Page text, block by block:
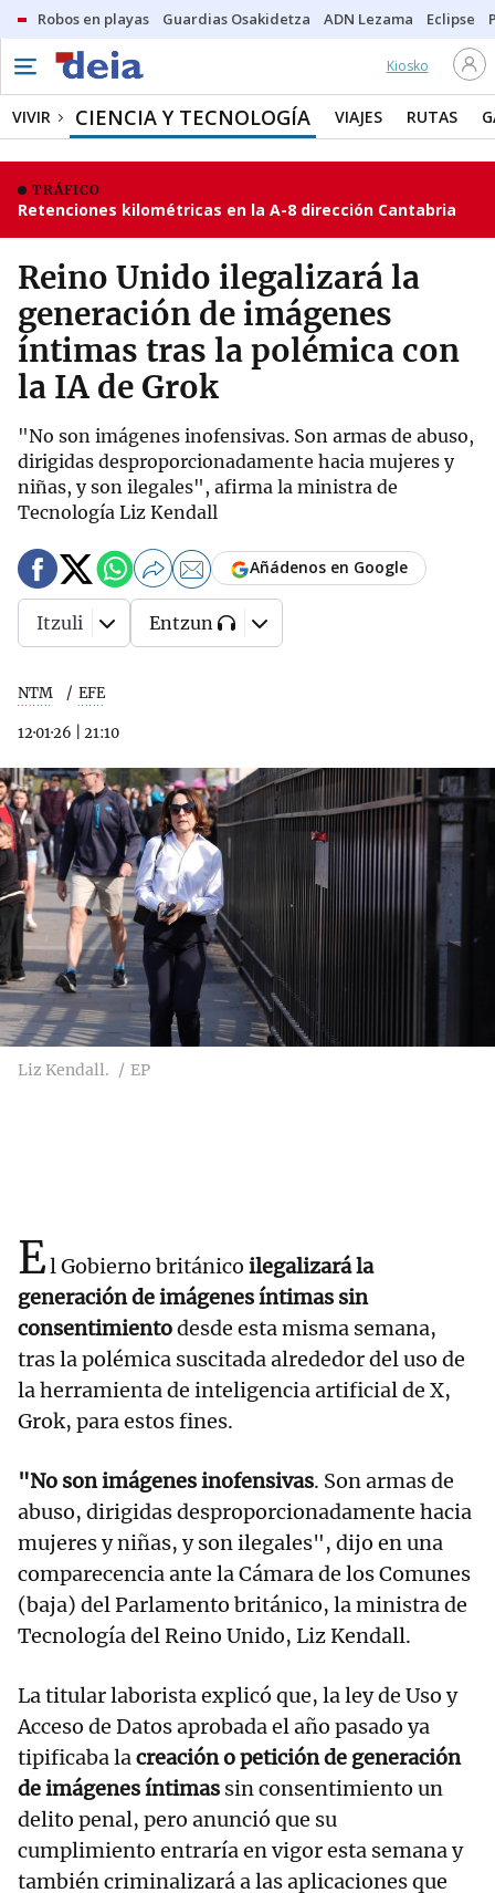
Robos en playas Guardias Osakidetza ADN Lezama Eclipse
Kiosko
VIVIR CIENCIA Y TECNOLOGÍA VIAJES RUTAS
TRÁFICO
Retenciones kilométricas en la A-8 dirección Cantabria
Reino Unido ilegalizará la
generación de imágenes
íntimas tras la polémica con
la IA de Grok
"No son imágenes inofensivas. Son armas de abuso,
dirigidas desproporcionadamente hacia mujeres y
niñas, y son ilegales", afirma la ministra de
Tecnología Liz Kendall
NTM EFE
12·01·26 21:10
Añádenos en Google
Itzuli Entzun
Liz Kendall. EP
El Gobierno británico ilegalizará la
generación de imágenes íntimas sin
consentimientodesde esta misma semana,
tras la polémica suscitada alrededor del uso de
la herramienta de inteligencia artificial de X,
Grok, para estos fines.
"No son imágenes inofensivas. Son armas de
abuso, dirigidas desproporcionadamente hacia
mujeres y niñas, y son ilegales", dijo en una
comparecencia ante la Cámara de los Comunes
(baja) del Parlamento británico, la ministra de
Tecnología del Reino Unido, Liz Kendall.
La titular laborista explicó que, la ley de Uso y
Acceso de Datos aprobada el año pasado ya
tipificaba lacreación o petición de generación
de imágenes íntimas sin consentimiento un
delito penal, pero anunció que su
cumplimiento entraría en vigor esta semana y
también criminalizará a las aplicaciones que